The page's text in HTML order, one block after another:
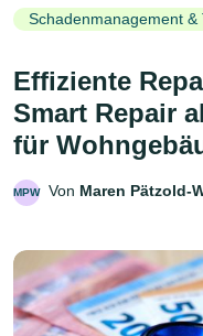
Schadenmanagement &
Effiziente
Smart Repair
für
MPW Von Maren Pätzold-